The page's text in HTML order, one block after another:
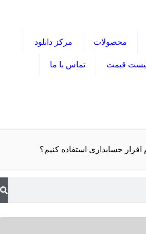
محصولات مرکز دانلود
قیمت تماس با ما
افزار حسابداری استفاده کنیم؟